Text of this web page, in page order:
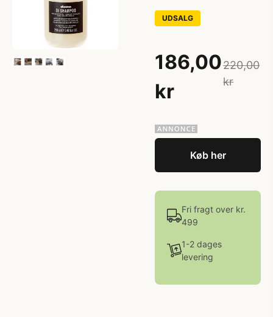
UDSALG
186,00
kr
220,00
kr
Køb her
Fri fragt over kr.
499
1-2 dages
levering